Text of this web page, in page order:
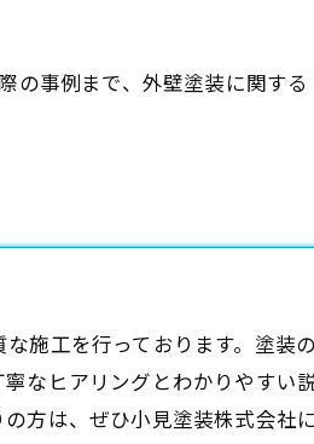
事例まで、外壁塗装に関する
施工を行っております。塗装
なヒアリングとわかりやすい
方は、ぜひ小見塗装株式会社